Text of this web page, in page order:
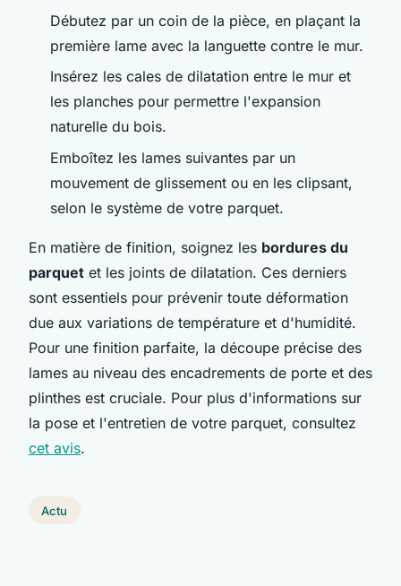
Débutez par un coin de la pièce, en plaçant la
première lame avec la languette contre le mur.
Insérez les cales de dilatation entre le mur et
les planches pour permettre l'expansion
naturelle du bois.
Emboîtez les lames suivantes par un
mouvement de glissement ou en les clipsant,
selon le système de votre parquet.
En matière de finition, soignez les bordures du
parquet et les joints de dilatation. Ces derniers
sont essentiels pour prévenir toute déformation
due aux variations de température et d'humidité.
Pour une finition parfaite, la découpe précise des
lames au niveau des encadrements de porte et des
plinthes est cruciale. Pour plus d'informations sur
la pose et l'entretien de votre parquet, consultez
cet avis.
Actu